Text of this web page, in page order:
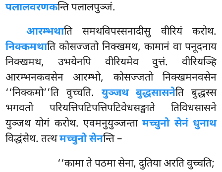
पलालवरणकन्ति पलालपुञ्जं.
आरम्भथाति समथविपस्सनादीसु वीरियं करोथ.
निक्कमथाति कोसज्जतो निक्खमथ, कामानं वा पनूदनाय
निक्खमथ, उभयेनपि वीरियमेव वुत्तं. वीरियञ्हि
आरम्भनकवसेन आरम्भो, कोसज्जतो निक्खमनवसेन
‘‘निक्कमो’’ति वुच्चति. युञ्जथ बुद्धसासनेति बुद्धस्स
भगवतो परियत्तिपटिपत्तिपटिवेधसङ्खाते तिविधसासने
युञ्जथ योगं करोथ. एवमनुयुञ्जन्तामच्चुनो सेनं धुनाथ
विद्धंसेथ. तत्थमच्चुनो सेनन्ति –
‘‘कामा ते पठमा सेना, दुतिया अरति वुच्चति;